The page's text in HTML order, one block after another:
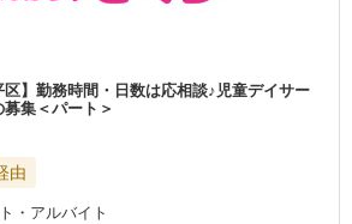
区】勤務時間・日数は応相談♪児童デイサー
集＜パート＞
由
・アルバイト